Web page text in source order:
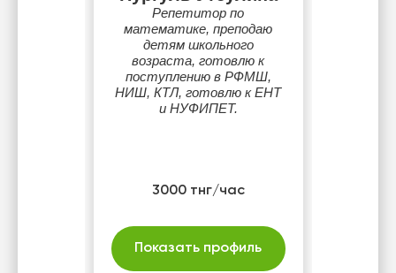
Репетитор по
математике, преподаю
детям школьного
возраста, готовлю к
поступлению в РФМШ,
НИШ, КТЛ, готовлю к ЕНТ
и НУФИПЕТ.
3000 тнг/час
Показать профиль